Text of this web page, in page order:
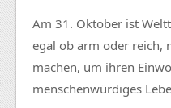
Am 31. Oktober ist
egal ob arm oder reich,
machen, um ihren
menschenwürdiges